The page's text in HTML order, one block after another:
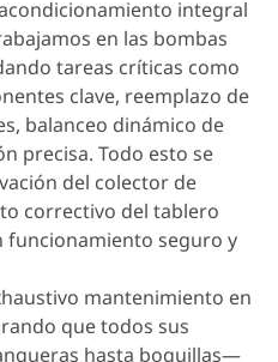
integral
en las bombas
tareas críticas como
clave, reemplazo de
balanceo dinámico de
precisa. Todo esto se
del colector de
correctivo del tablero
funcionamiento seguro y
mantenimiento en
que todos sus
hasta boquillas—